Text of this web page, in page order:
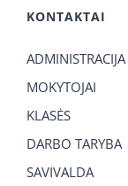
KONTAKTAI
ADMINISTRACIJA
MOKYTOJAI
KLASĖS
DARBO TARYBA
SAVIVALDA